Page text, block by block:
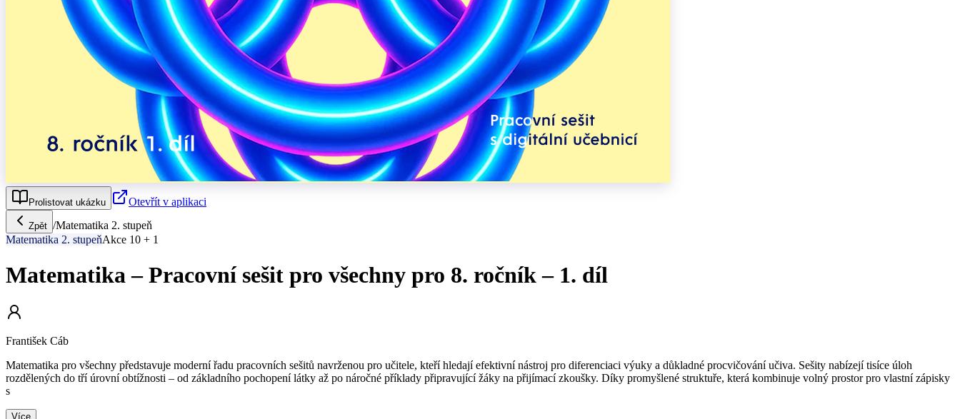
Prolistovat ukázku Otevřít v aplikaci
Zpět /Matematika 2. stupeň
Matematika 2. stupeňAkce 10 + 1
Matematika – Pracovní sešit pro všechny pro 8. ročník – 1. díl
František Cáb
Matematika pro všechny představuje moderní řadu pracovních sešitů navrženou pro učitele, kteří hledají efektivní nástroj pro diferenciaci výuky a důkladné procvičování učiva. Sešity nabízejí tisíce úloh
rozdělených do tří úrovní obtížnosti – od základního pochopení látky až po náročné příklady připravující žáky na přijímací zkoušky. Díky promyšlené struktuře, která kombinuje volný prostor pro vlastní zápisky
s
Více